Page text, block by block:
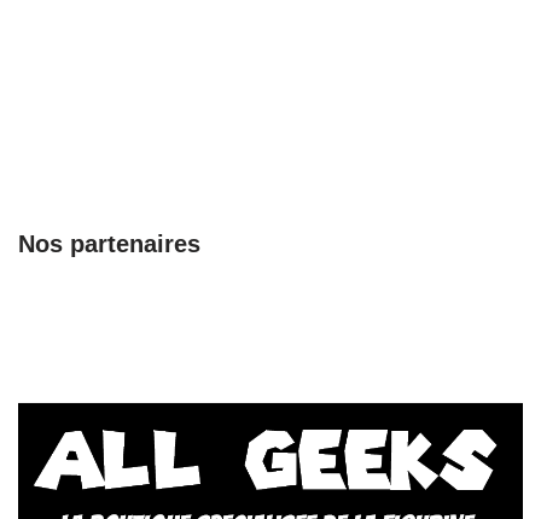
Nos partenaires